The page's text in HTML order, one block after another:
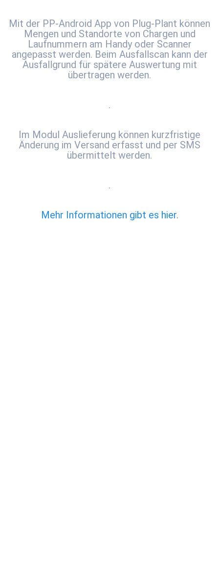
Mit der PP-Android App von Plug-Plant können
Mengen und Standorte von Chargen und
Laufnummern am Handy oder Scanner
angepasst werden. Beim Ausfallscan kann der
Ausfallgrund für spätere Auswertung mit
übertragen werden.
.
Im Modul Auslieferung können kurzfristige
Änderung im Versand erfasst und per SMS
übermittelt werden.
.
Mehr Informationen gibt es hier.